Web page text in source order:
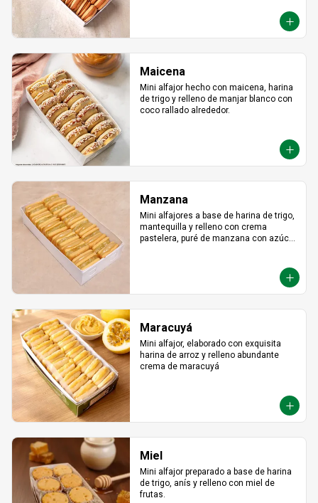
Maicena
Mini alfajor hecho con maicena, harina
de trigo y relleno de manjar blanco con
coco rallado alrededor.
Manzana
Mini alfajores a base de harina de trigo,
mantequilla y relleno con crema
pastelera, puré de manzana con azúcar
Maracuyá
Mini alfajor, elaborado con exquisita
harina de arroz y relleno abundante
crema de maracuyá
Miel
Mini alfajor preparado a base de harina
de trigo, anís y relleno con miel de
frutas.